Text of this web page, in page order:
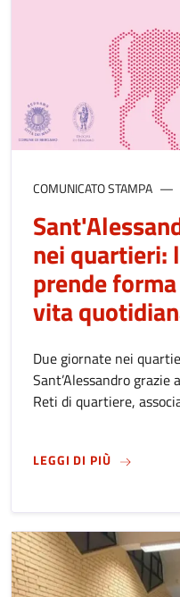
COMUNICATO STAMPA
nei quartieri:
prende
vita
Due giornate nei
Sant’Alessandro
Reti di quartiere,
LEGGI DI PIÙSU